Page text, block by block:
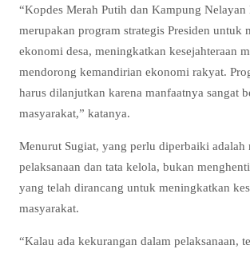
“Kopdes Merah Putih dan Kampung Nelayan
merupakan program strategis Presiden untuk
ekonomi desa, meningkatkan kesejahteraan
mendorong kemandirian ekonomi rakyat.
harus dilanjutkan karena manfaatnya sangat
masyarakat,” katanya.
Menurut Sugiat, yang perlu diperbaiki adalah
pelaksanaan dan tata kelola, bukan
yang telah dirancang untuk meningkatkan
masyarakat.
“Kalau ada kekurangan dalam pelaksanaan,